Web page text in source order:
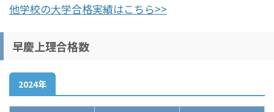
他学校の大学合格実績はこちら>>
早慶上理合格数
2024年